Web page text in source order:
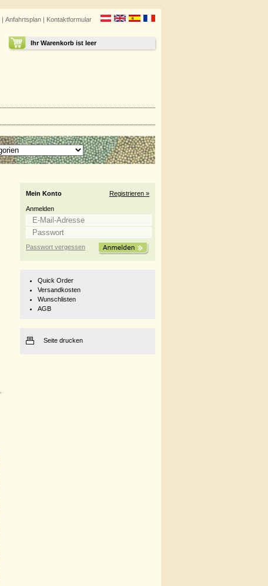
| Anfahrtsplan | Kontaktformular
Ihr Warenkorb ist leer
Mein Konto Registrieren »
Anmelden
Passwort vergessen
Quick Order
Versandkosten
Wunschlisten
AGB
Seite drucken